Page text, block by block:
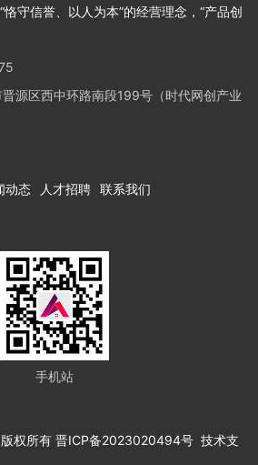
守信誉、以人为本”的经营理念，“产品创
源区西中环路南段199号（时代网创产业
动态 人才招聘 联系我们
手机站
版权所有 晋ICP备2023020494号 技术支